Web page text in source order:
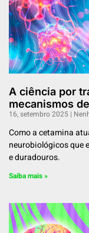
A ciência por
mecanismos
16, setembro 2025
Como a cetamina
neurobiológicos que
e duradouros.
Saiba mais »